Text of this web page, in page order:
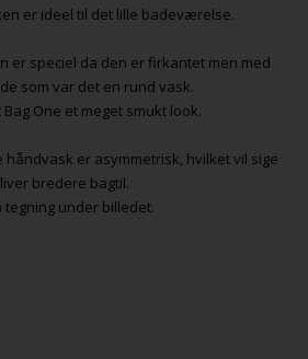
er ideel til det lille badeværelse.
er speciel da den er firkantet men med
som var det en rund vask.
One et meget smukt look.
er asymmetrisk, hvilket vil sige
bredere bagtil.
under billedet.